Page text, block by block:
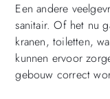
Een andere
sanitair. Of het nu
kranen, toiletten,
kunnen ervoor
gebouw correct